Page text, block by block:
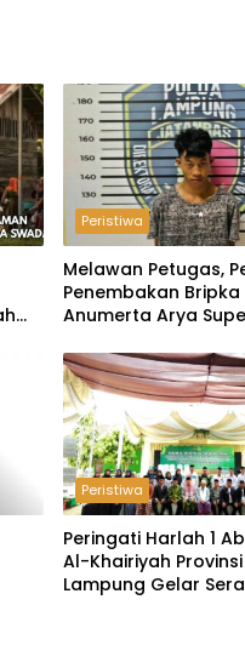
Peristiwa
Melawan Petugas,
Penembakan Bripka
Anumerta Arya
Peristiwa
Peringati Harlah 1
Al-Khairiyah Provinsi
Lampung Gelar